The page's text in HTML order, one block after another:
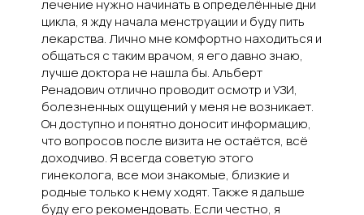
лечение нужно начинать в определённые дни
цикла, я жду начала менструации и буду пить
лекарства. Лично мне комфортно находиться и
общаться с таким врачом, я его давно знаю,
лучше доктора не нашла бы. Альберт
Ренадович отлично проводит осмотр и УЗИ,
болезненных ощущений у меня не возникает.
Он доступно и понятно доносит информацию,
что вопросов после визита не остаётся, всё
доходчиво. Я всегда советую этого
гинеколога, все мои знакомые, близкие и
родные только к нему ходят. Также я дальше
буду его рекомендовать. Если честно, я